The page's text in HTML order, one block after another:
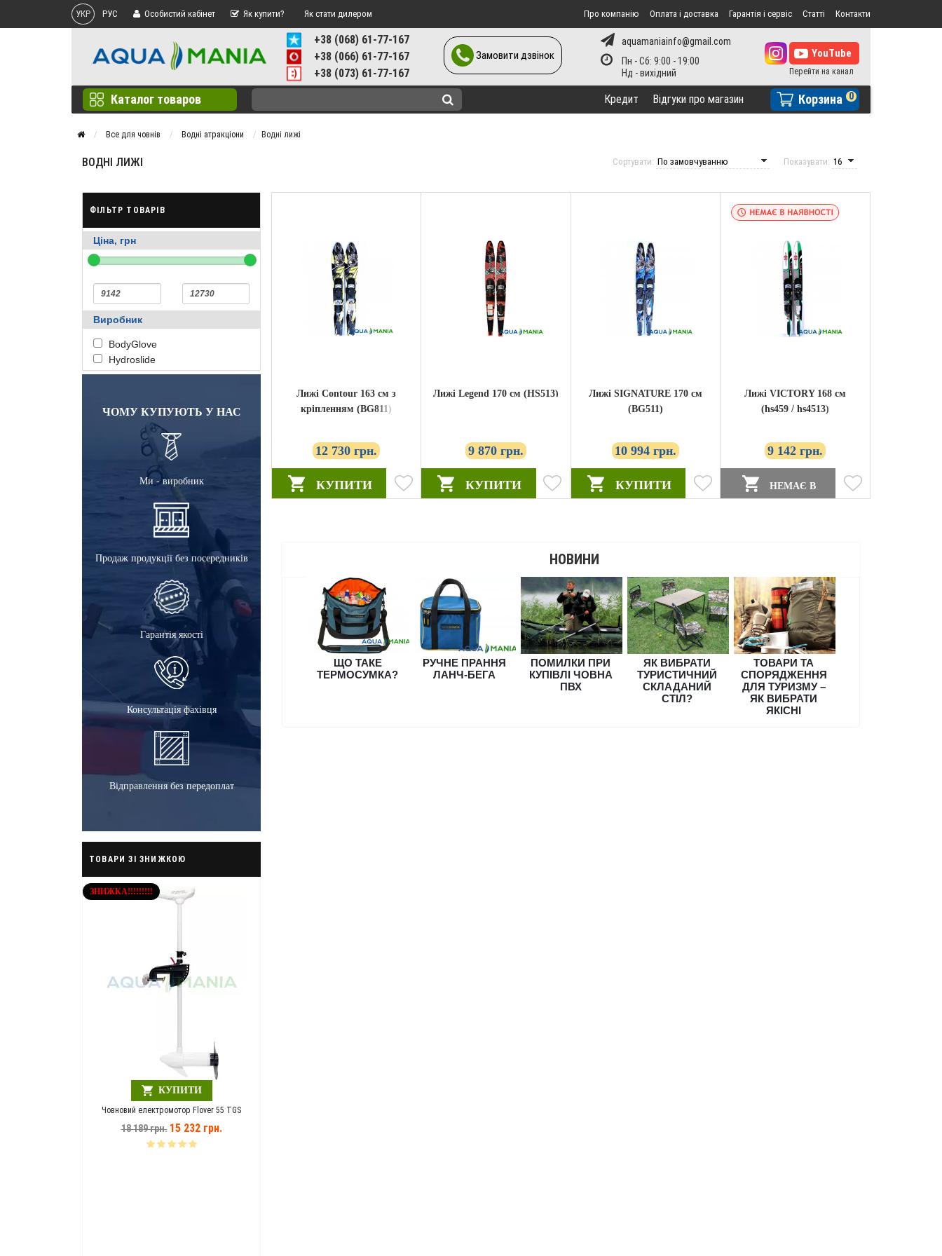
УКР РУС Особистий кабінет Як купити? Як стати дилером Про компанію Оплата і доставка Гарантія і сервіс Статті Контакти
+38 (068) 61-77-167
+38 (066) 61-77-167
+38 (073) 61-77-167
Замовити дзвінок
aquamaniainfo@gmail.com
Пн - Сб: 9:00 - 19:00
Корзина 0
Кредит Відгуки про магазин
Каталог товаров
Все для човнів Водні атракціони Водні лижі
ВОДНІ ЛИЖІ Показувати:
Сортувати:
ФІЛЬТР ТОВАРІВ
Ціна, грн
Виробник
BodyGlove
Hydroslide
ЧОМУ КУПУЮТЬ У НАС
Ми - виробник
Продаж продукції без посередників
Гарантія якості
Консультація фахівця
Відправлення без передоплат
ТОВАРИ ЗІ ЗНИЖКОЮ
ЗНИЖКА!!!!!!!!!
КУПИТИ
Човновий електромотор Flover 55 TGS
18 189 грн. 15 232 грн.
Лижі Contour 163 см з
кріпленням (BG811)
12 730 грн.
КУПИТИ
Лижі Legend 170 см (HS513)
9 870 грн.
КУПИТИ
Лижі SIGNATURE 170 см
(BG511)
10 994 грн.
КУПИТИ
Лижі VICTORY 168 см
(hs459 / hs4513)
9 142 грн.
НЕМАЄ В
ЩО ТАКЕ
ТЕРМОСУМКА?
РУЧНЕ ПРАННЯ
ЛАНЧ-БЕГА
ПОМИЛКИ ПРИ
КУПІВЛІ ЧОВНА
ПВХ
ЯК ВИБРАТИ
ТУРИСТИЧНИЙ
СКЛАДАНИЙ
СТІЛ?
ТОВАРИ ТА
СПОРЯДЖЕННЯ
ДЛЯ ТУРИЗМУ –
ЯК ВИБРАТИ
ЯКІСНІ